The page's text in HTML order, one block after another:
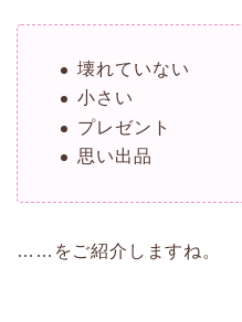
壊れていない
小さい
プレゼント
思い出品
……をご紹介しますね。